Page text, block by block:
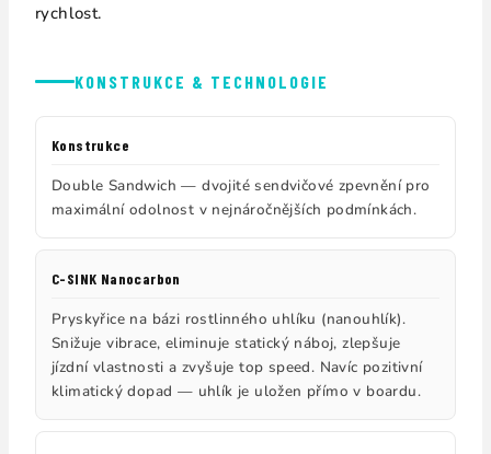
rychlost.
KONSTRUKCE & TECHNOLOGIE
Konstrukce
Double Sandwich — dvojité sendvičové zpevnění pro
maximální odolnost v nejnáročnějších podmínkách.
C-SINK Nanocarbon
Pryskyřice na bázi rostlinného uhlíku (nanouhlík).
Snižuje vibrace, eliminuje statický náboj, zlepšuje
jízdní vlastnosti a zvyšuje top speed. Navíc pozitivní
klimatický dopad — uhlík je uložen přímo v boardu.